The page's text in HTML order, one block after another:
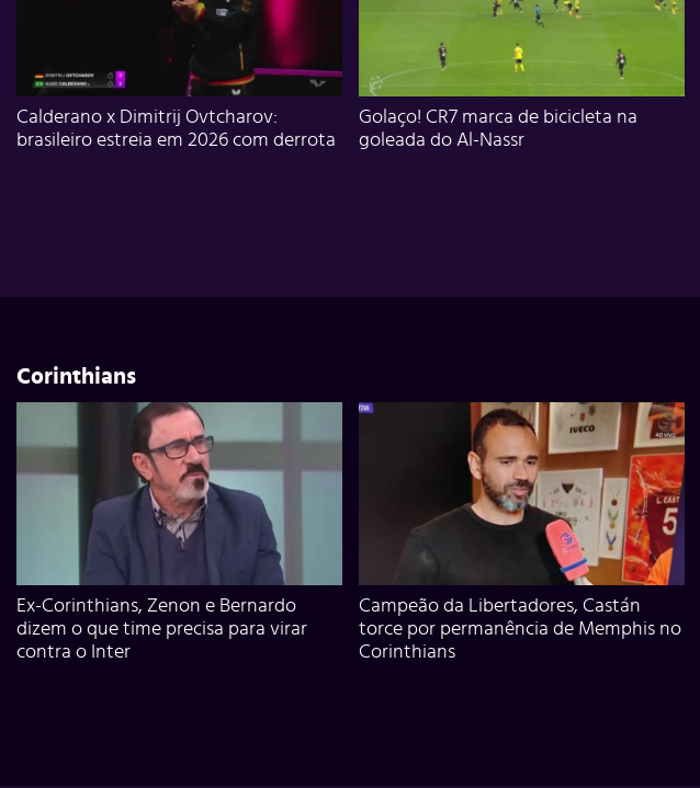
Calderano x Dimitrij Ovtcharov:
brasileiro estreia em 2026 com derrota
Golaço! CR7 marca de bicicleta na
goleada do Al-Nassr
Corinthians
Ex-Corinthians, Zenon e Bernardo
dizem o que time precisa para virar
contra o Inter
Campeão da Libertadores, Castán
torce por permanência de Memphis no
Corinthians